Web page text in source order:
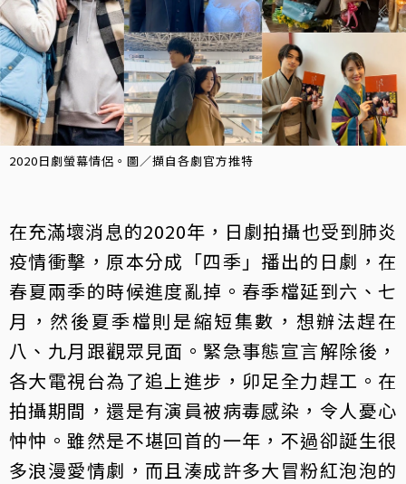
2020日劇螢幕情侶。圖／擷自各劇官方推特
在充滿壞消息的2020年，日劇拍攝也受到肺炎
疫情衝擊，原本分成「四季」播出的日劇，在
春夏兩季的時候進度亂掉。春季檔延到六、七
月，然後夏季檔則是縮短集數，想辦法趕在
八、九月跟觀眾見面。緊急事態宣言解除後，
各大電視台為了追上進步，卯足全力趕工。在
拍攝期間，還是有演員被病毒感染，令人憂心
忡忡。雖然是不堪回首的一年，不過卻誕生很
多浪漫愛情劇，而且湊成許多大冒粉紅泡泡的